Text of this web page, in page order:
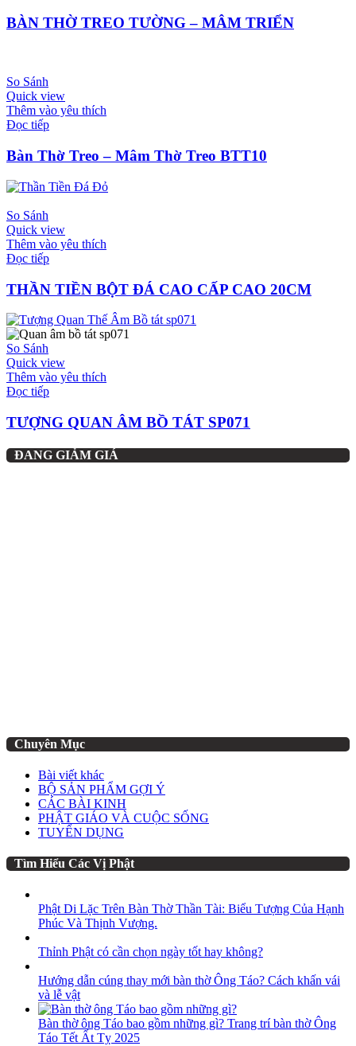
BÀN THỜ TREO TƯỜNG – MÂM TRIỂN
So Sánh
Quick view
Thêm vào yêu thích
Đọc tiếp
Bàn Thờ Treo – Mâm Thờ Treo BTT10
So Sánh
Quick view
Thêm vào yêu thích
Đọc tiếp
THẦN TIỀN BỘT ĐÁ CAO CẤP CAO 20CM
So Sánh
Quick view
Thêm vào yêu thích
Đọc tiếp
TƯỢNG QUAN ÂM BỒ TÁT SP071
ĐANG GIẢM GIÁ
Chuyên Mục
Bài viết khác
BỘ SẢN PHẨM GỢI Ý
CÁC BÀI KINH
PHẬT GIÁO VÀ CUỘC SỐNG
TUYỂN DỤNG
Tìm Hiểu Các Vị Phật
Phật Di Lặc Trên Bàn Thờ Thần Tài: Biểu Tượng Của Hạnh
Phúc Và Thịnh Vượng.
Thỉnh Phật có cần chọn ngày tốt hay không?
Hướng dẫn cúng thay mới bàn thờ Ông Táo? Cách khấn vái
và lễ vật
Bàn thờ ông Táo bao gồm những gì? Trang trí bàn thờ Ông
Táo Tết Ất Tỵ 2025